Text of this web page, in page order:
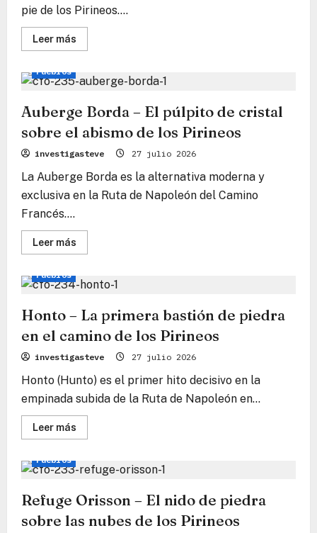
pie de los Pirineos....
Leer más
más
Jean-
Pied-
Port
–
La
fortaleza
al
de
eternidad
Camino Francés
Pueblos
Auberge Borda – El púlpito de cristal
sobre el abismo de los Pirineos
investigasteve 27 julio 2026
La Auberge Borda es la alternativa moderna y
exclusiva en la Ruta de Napoleón del Camino
Francés....
Leer más
más
Borda
–
púlpito
de
cristal
sobre
abismo
los
Pirineos
Camino Francés
Pueblos
Honto – La primera bastión de piedra
en el camino de los Pirineos
investigasteve 27 julio 2026
Honto (Hunto) es el primer hito decisivo en la
empinada subida de la Ruta de Napoleón en...
Leer más
más
–
La
bastión
de
piedra
en
Camino Francés
Pueblos
Refuge Orisson – El nido de piedra
sobre las nubes de los Pirineos